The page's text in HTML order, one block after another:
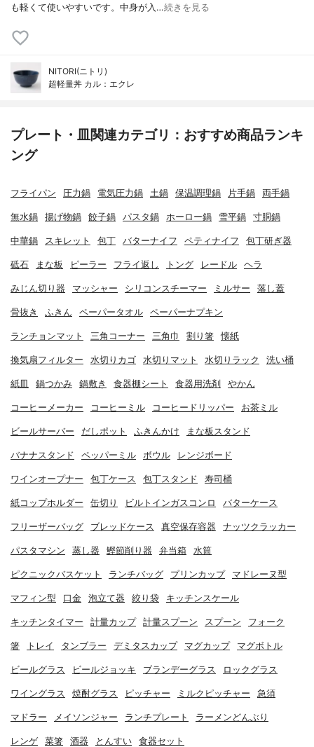
も軽くて使いやすいです。中身が入…続きを見る
NITORI(ニトリ)
超軽量丼 カル：エクレ
プレート・皿関連カテゴリ：おすすめ商品ランキ
ング
フライパン 圧力鍋 電気圧力鍋 土鍋 保温調理鍋 片手鍋 両手鍋
無水鍋 揚げ物鍋 餃子鍋 パスタ鍋 ホーロー鍋 雪平鍋 寸胴鍋
中華鍋 スキレット 包丁 バターナイフ ペティナイフ 包丁研ぎ器
砥石 まな板 ピーラー フライ返し トング レードル ヘラ
みじん切り器 マッシャー シリコンスチーマー ミルサー 落し蓋
骨抜き ふきん ペーパータオル ペーパーナプキン
ランチョンマット 三角コーナー 三角巾 割り箸 懐紙
換気扇フィルター 水切りカゴ 水切りマット 水切りラック 洗い桶
紙皿 鍋つかみ 鍋敷き 食器棚シート 食器用洗剤 やかん
コーヒーメーカー コーヒーミル コーヒードリッパー お茶ミル
ビールサーバー だしポット ふきんかけ まな板スタンド
バナナスタンド ペッパーミル ボウル レンジボード
ワインオープナー 包丁ケース 包丁スタンド 寿司桶
紙コップホルダー 缶切り ビルトインガスコンロ バターケース
フリーザーバッグ ブレッドケース 真空保存容器 ナッツクラッカー
パスタマシン 蒸し器 鰹節削り器 弁当箱 水筒
ピクニックバスケット ランチバッグ プリンカップ マドレーヌ型
マフィン型 口金 泡立て器 絞り袋 キッチンスケール
キッチンタイマー 計量カップ 計量スプーン スプーン フォーク
箸 トレイ タンブラー デミタスカップ マグカップ マグボトル
ビールグラス ビールジョッキ ブランデーグラス ロックグラス
ワイングラス 焼酎グラス ピッチャー ミルクピッチャー 急須
マドラー メイソンジャー ランチプレート ラーメンどんぶり
レンゲ 菜箸 酒器 とんすい 食器セット